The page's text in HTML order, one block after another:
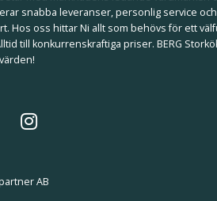
snabba leveranser, personlig service
Hos oss hittar Ni allt som behövs för ett
till konkurrenskraftiga priser. BERG
AB